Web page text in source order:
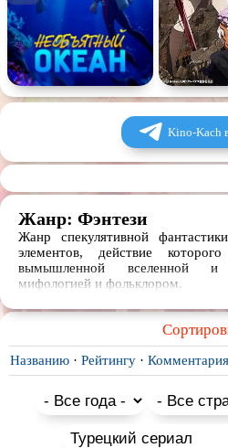
Kino-Kach
Жанр: Фэнтези
Жанр спекулятивной
элементов, действие
вымышленной вселенной и
мифологией и фольклором.
Названию· Рейтингу·